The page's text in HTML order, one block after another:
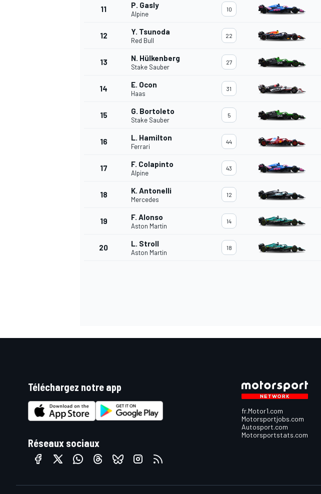
11 P. Gasly
Alpine
10
12 Y. Tsunoda
Red Bull
22
13 N. Hülkenberg
Stake Sauber
27
14 E. Ocon
Haas
31
15 G. Bortoleto
Stake Sauber
5
16 L. Hamilton
Ferrari
44
17 F. Colapinto
Alpine
43
18 K. Antonelli
Mercedes
12
19 F. Alonso
Aston Martin
14
20 L. Stroll
Aston Martin
18
Téléchargez notre app
Réseaux sociaux
fr.Motor1.com
Motorsportjobs.com
Autosport.com
Motorsportstats.com